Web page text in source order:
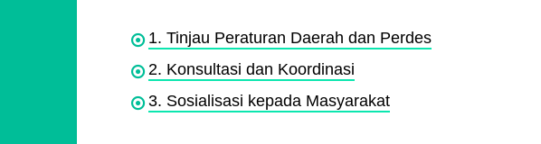
1. Tinjau Peraturan Daerah dan Perdes
2. Konsultasi dan Koordinasi
3. Sosialisasi kepada Masyarakat